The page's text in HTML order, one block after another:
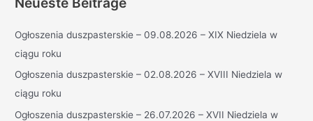
n
n
a
c
h
Ogłoszenia duszpasterskie – 09.08.2026 – XIX Niedziela w
ciągu roku
Ogłoszenia duszpasterskie – 02.08.2026 – XVIII Niedziela w
ciągu roku
Ogłoszenia duszpasterskie – 26.07.2026 – XVII Niedziela w